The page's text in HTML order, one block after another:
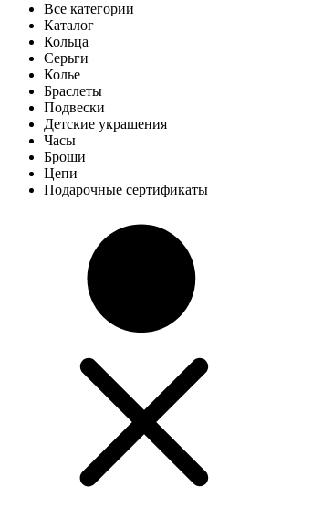
Все категории
Каталог
Кольца
Серьги
Колье
Браслеты
Подвески
Детские украшения
Часы
Броши
Цепи
Подарочные сертификаты